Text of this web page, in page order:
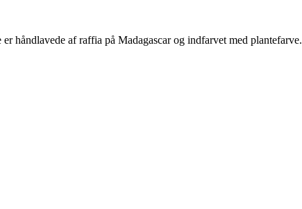
håndlavede af raffia på Madagascar og indfarvet med plantefarve.